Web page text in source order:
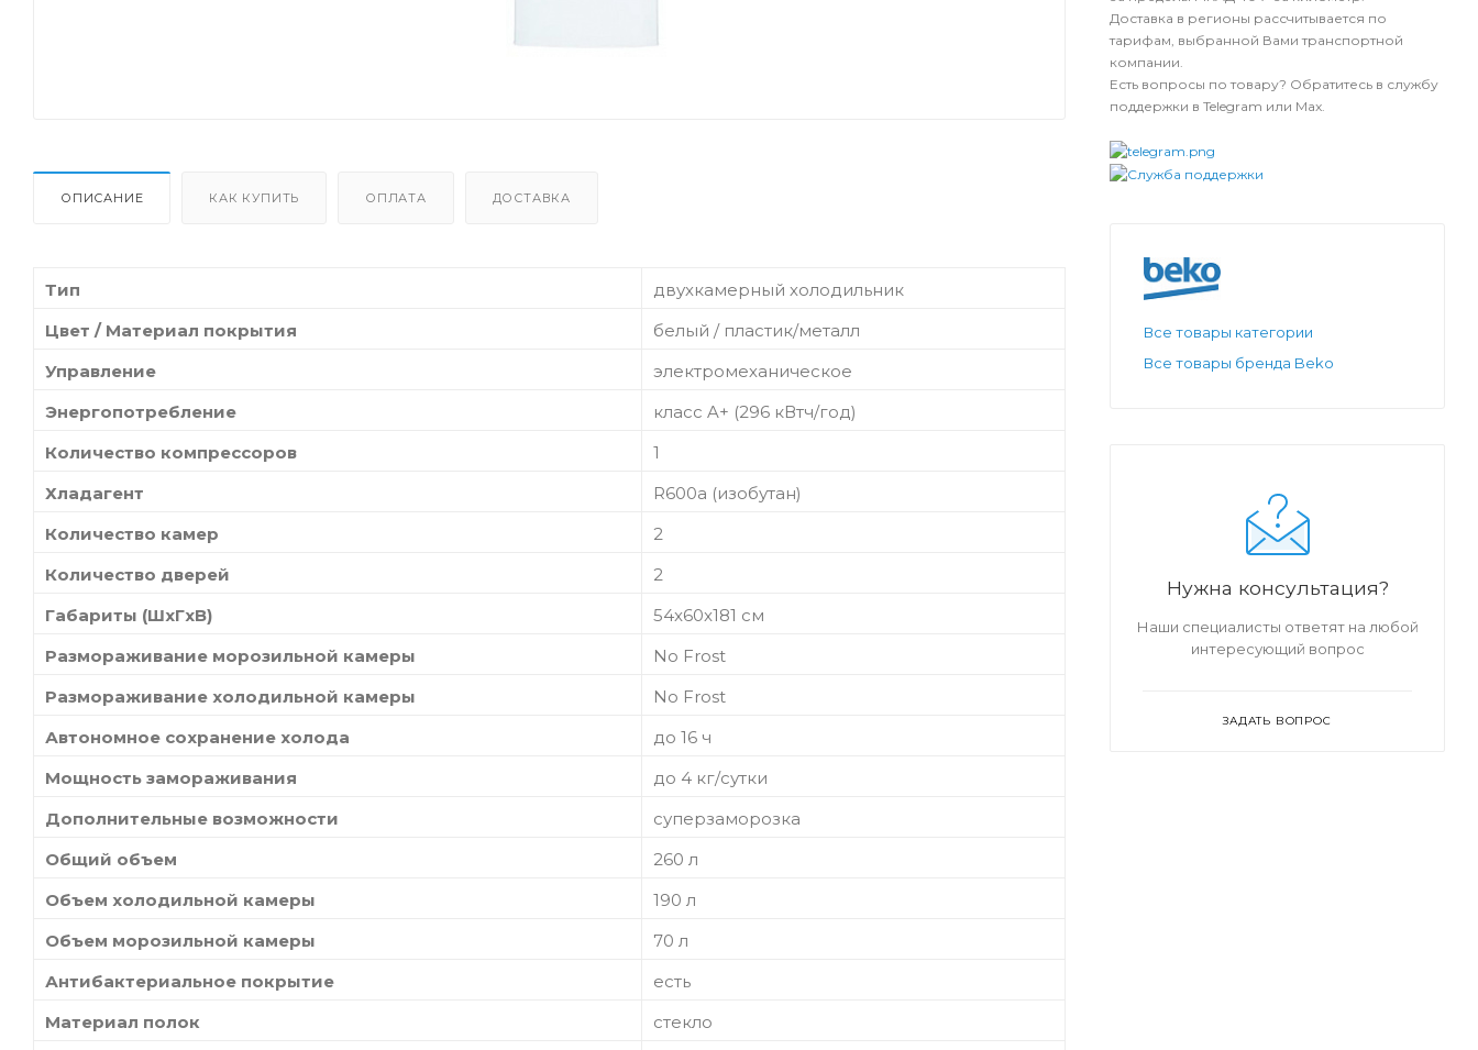
ОПИСАНИЕ КАК КУПИТЬ ОПЛАТА ДОСТАВКА
Тип
двухкамерный холодильник
Цвет / Материал покрытия
белый / пластик/металл
Управление
электромеханическое
Энергопотребление
класс A+ (296 кВтч/год)
Количество компрессоров
1
Хладагент
R600a (изобутан)
Количество камер
2
Количество дверей
2
Габариты (ШxГxВ)
54x60x181 см
Размораживание морозильной камеры
No Frost
Размораживание холодильной камеры
No Frost
Автономное сохранение холода
до 16 ч
Мощность замораживания
до 4 кг/cутки
Дополнительные возможности
суперзаморозка
Общий объем
260 л
Объем холодильной камеры
190 л
Объем морозильной камеры
70 л
Антибактериальное покрытие
есть
Материал полок
стекло
Доставка в регионы рассчитывается по
тарифам, выбранной Вами транспортной
компании.
Есть вопросы по товару? Обратитесь в службу
поддержки в Telegram или Max.
Все товары категории
Все товары бренда Beko
Нужна консультация?
Наши специалисты ответят на любой
интересующий вопрос
ЗАДАТЬ ВОПРОС